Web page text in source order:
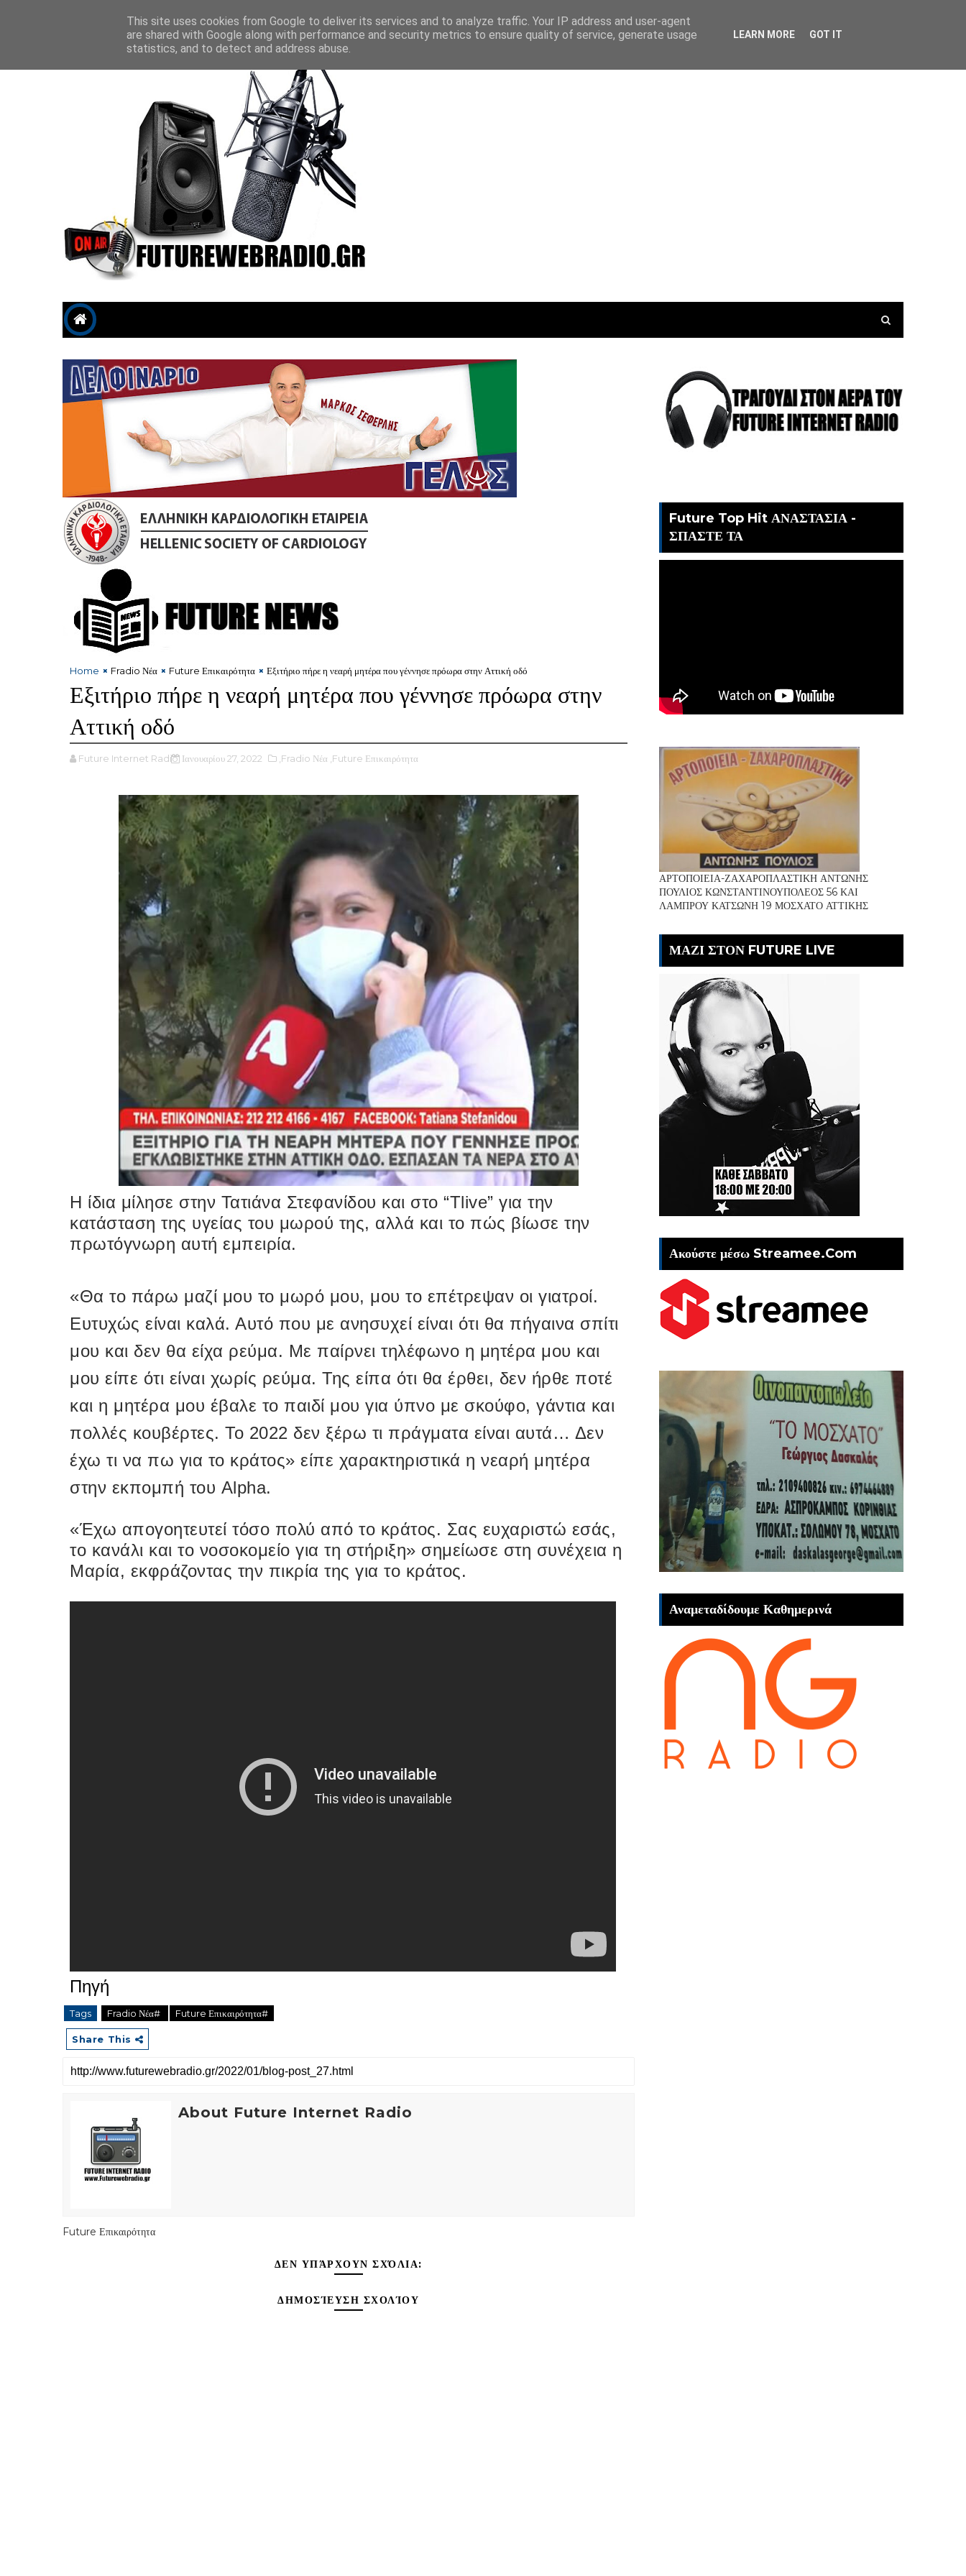
Streamee
Home Fradio Νέα Future Επικαιρότητα Εξιτήριο πήρε η νεαρή μητέρα που γέννησε πρόωρα στην Αττική οδό
Εξιτήριο πήρε η νεαρή μητέρα που γέννησε πρόωρα στην
Αττική οδό
Future Internet Radio Ιανουαρίου 27, 2022 ,Fradio Νέα ,Future Επικαιρότητα
H ίδια μίλησε στην Τατιάνα Στεφανίδου και στο “Tlive” για την
κατάσταση της υγείας του μωρού της, αλλά και το πώς βίωσε την
πρωτόγνωρη αυτή εμπειρία.
«Θα το πάρω μαζί μου το μωρό μου, μου το επέτρεψαν οι γιατροί.
Ευτυχώς είναι καλά. Αυτό που με ανησυχεί είναι ότι θα πήγαινα σπίτι
μου και δεν θα είχα ρεύμα. Με παίρνει τηλέφωνο η μητέρα μου και
μου είπε ότι είναι χωρίς ρεύμα. Της είπα ότι θα έρθει, δεν ήρθε ποτέ
και η μητέρα μου έβαλε το παιδί μου για ύπνο με σκούφο, γάντια και
πολλές κουβέρτες. Το 2022 δεν ξέρω τι πράγματα είναι αυτά… Δεν
έχω τι να πω για το κράτος» είπε χαρακτηριστικά η νεαρή μητέρα
στην εκπομπή του Alpha.
«Έχω απογοητευτεί τόσο πολύ από το κράτος. Σας ευχαριστώ εσάς,
το κανάλι και το νοσοκομείο για τη στήριξη» σημείωσε στη συνέχεια η
Μαρία, εκφράζοντας την πικρία της για το κράτος.
Πηγή
Tags Fradio Νέα# Future Επικαιρότητα#
Share This
About Future Internet Radio
Future Επικαιρότητα
ΔΕΝ ΥΠΆΡΧΟΥΝ ΣΧΌΛΙΑ:
ΔΗΜΟΣΊΕΥΣΗ ΣΧΟΛΊΟΥ
Future Top Hit ΑΝΑΣΤΑΣΙΑ -
ΣΠΑΣΤΕ ΤΑ
ΑΡΤΟΠΟΙΕΙΑ-ΖΑΧΑΡΟΠΛΑΣΤΙΚΗ ΑΝΤΩΝΗΣ
ΠΟΥΛΙΟΣ ΚΩΝΣΤΑΝΤΙΝΟΥΠΟΛΕΟΣ 56 ΚΑΙ
ΛΑΜΠΡΟΥ ΚΑΤΣΩΝΗ 19 ΜΟΣΧΑΤΟ ΑΤΤΙΚΗΣ
ΜΑΖΙ ΣΤΟΝ FUTURE LIVE
Ακούστε μέσω Streamee.Com
Αναμεταδίδουμε Καθημερινά
This site uses cookies from Google to deliver its services and to analyze traffic. Your IP address and user-agent
are shared with Google along with performance and security metrics to ensure quality of service, generate usage
statistics, and to detect and address abuse.
LEARN MORE GOT IT